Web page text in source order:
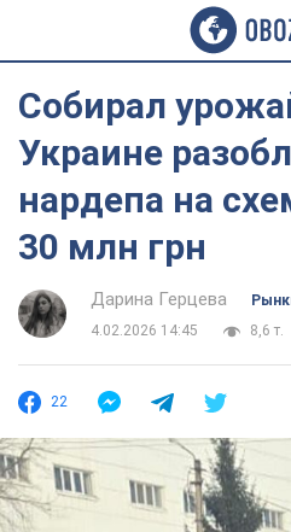
Собирал
Украине
нардепа на
30 млн грн
Дарина Герцева
4.02.2026 14:45
8,6 т.
22